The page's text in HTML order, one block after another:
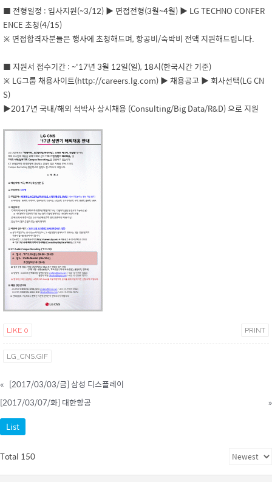
■ 전형일정 : 입사지원(~3/12) ▶ 면접전형(3월~4월) ▶ LG TECHNO CONFER
ENCE 초청(4/15)
※ 면접합격자분들은 행사에 초청해드며, 항공비/숙박비 전액 지원해드립니다.
■ 지원서 접수기간 : ~'17년 3월 12일(일), 18시(한국시간 기준)
※ LG그룹 채용사이트(http://careers.lg.com) ▶ 채용공고 ▶ 회사선택(LG CN
S)
▶2017년 국내/해외 석박사 상시채용 (Consulting/Big Data/R&D) 으로 지원
LIKE 0 PRINT
LG_CNS.GIF
« [2017/03/03/금] 삼성 디스플레이
[2017/03/07/화] 대한항공
»
List
Total 150